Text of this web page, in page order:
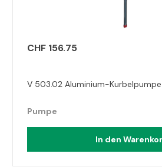
CHF 156.75
V 503.02 Aluminium-Kurbelpumpe
Pumpe
In den